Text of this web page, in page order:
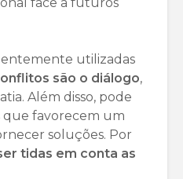
utilizadas
são o diálogo,
Além disso, pode
que favorecem um
soluções. Por
tidas em conta as